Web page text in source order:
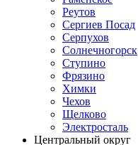
Реутов
Сергиев Посад
Серпухов
Солнечногорск
Ступино
Фрязино
Химки
Чехов
Щелково
Электросталь
Центральный округ